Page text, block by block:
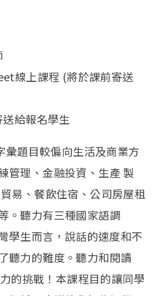
線上課程 (將於課前寄送
給報名學生
彙題目較偏向生活及商業方
管理、金融投資、生產 製
易、餐飲住宿、公司房屋租
。聽力有三種國家語調
學生而言，說話的速度和不
聽力的難度。聽力和閱讀
的挑戰！本課程目的讓同學